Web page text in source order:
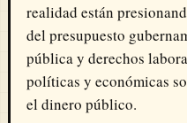
realidad están
del presupuesto
pública y derechos
políticas y económicas
el dinero público.